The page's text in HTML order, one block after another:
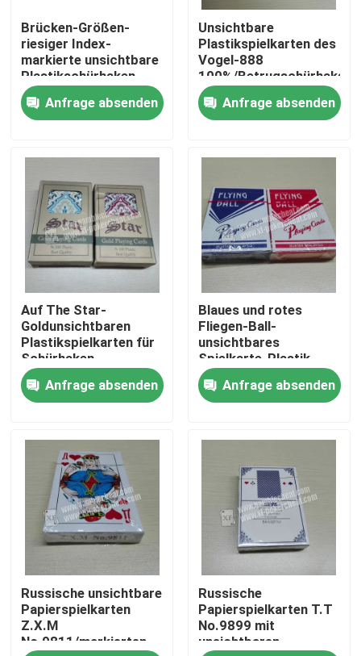
Zu Hause
Produkte
Videos
Über uns
Werksbesichtigung
Qualitätskontrolle
Kontakt mit uns
Neuigkeiten
Bitte um ein Angebot
Unsichtbare Spielkarten
Brücken-Größen-
riesiger Index-
markierte unsichtbare
Plastikschürhaken-
Betrüger-Karte GYT
klassischer
Anfrage absenden
Unsichtbare
Plastikspielkarten des
Vogel-888
100%/Betrugschürhaken-
Karten
Anfrage absenden
Auf The Star-
Goldunsichtbaren
Plastikspielkarten für
Schürhaken-
Analysator
Anfrage absenden
Blaues und rotes
Fliegen-Ball-
unsichtbares
Spielkarte-Plastik-
UVinfrarot
Anfrage absenden
Russische unsichtbare
Papierspielkarten
Z.X.M
No.9811/markierten
Russische
Papierspielkarten T.T
No.9899 mit
unsichtbaren